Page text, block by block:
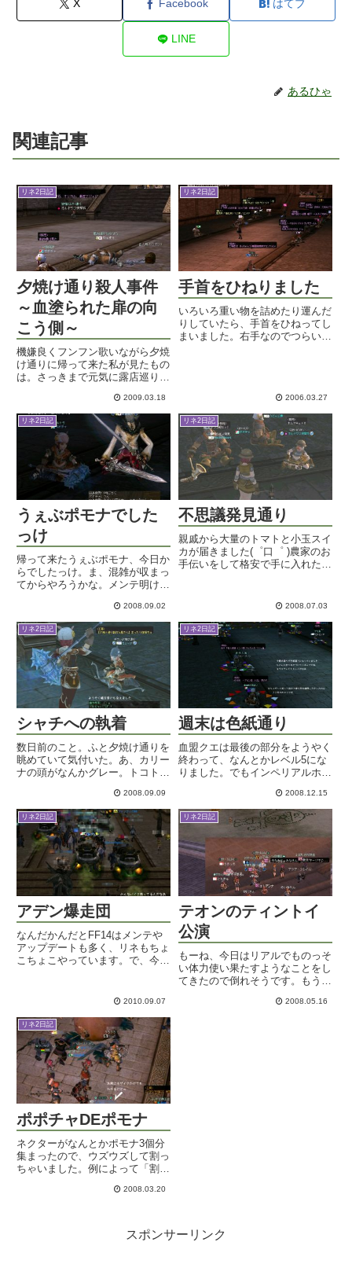
X Facebook はてブ
LINE
あるひゃ
関連記事
リネ2日記
夕焼け通り殺人事件
～血塗られた扉の向
こう側～
機嫌良くフンフン歌いながら夕焼
け通りに帰って来た私が見たもの
は。さっきまで元気に露店巡りを
た姿・・。そしてその頭上にはダ
イイングメッセージが。傍らに落
ちていた血の扉のカギが示すモノ
は何なのか。とまあ、いきなり
2009.03.18
リネ2日記
手首をひねりました
いろいろ重い物を詰めたり運んだ
りしていたら、手首をひねってし
まいました。右手なのでつらいな
が広くなったのは楽しみです。
雑...
2006.03.27
リネ2日記
うぇぶポモナでした
っけ
帰って来たうぇぶポモナ、今日か
らでしたっけ。ま、混雑が収まっ
てからやろうかな。メンテ明けは
士登山に行っていた家族が無事に
帰ってきて、眠りこけながら富士
山煎餅のお土産をもらっていたら
総理辞任のニュースが。はい？
と...
2008.09.02
リネ2日記
不思議発見通り
親戚から大量のトマトと小玉スイ
カが届きました(゜口゜ )農家のお
手伝いをして格安で手に入れたよ
玉を注文したのが届いちゃうので
昧の毎日になりそうで、果た...
2008.07.03
リネ2日記
シャチへの執着
数日前のこと。ふと夕焼け通りを
眺めていて気付いた。あ、カリー
ナの頭がなんかグレー。トコトコ
るのはシャチ帽子。いや正式名称
はフィッシュキャップなのかもし
れんけど、イルカにしか見えない
ような気もするんだけど、でも
シ...
2008.09.09
リネ2日記
週末は色紙通り
血盟クエは最後の部分をようやく
終わって、なんとかレベル5にな
りました。でもインペリアルホニ
人を巻き込んでワープしてしまい
まして・・。盟主以外、ましてや
血盟員以外まで飛んじゃうなんて
思わなかった。でももし飛ばな
か...
2008.12.15
リネ2日記
アデン爆走団
なんだかんだとFF14はメンテや
アップデートも多く、リネもちょ
こちょこやっています。で、今日
で、ひたすら乗り物で爆走すると
バイクのエンジンをかけて待っ
て...
2010.09.07
リネ2日記
テオンのティントイ
公演
もーね、今日はリアルでものっそ
い体力使い果たすようなことをし
てきたので倒れそうです。もうそ
すが、変な時間にあんまり眠れな
2008.05.16
リネ2日記
ポポチャDEポモナ
ネクターがなんとかポモナ3個分
集まったので、ウズウズして割っ
ちゃいました。例によって「割ろ
にはもう告知のトレチャを流され
～。声かけてしばらくすると、
2008.03.20
スポンサーリンク